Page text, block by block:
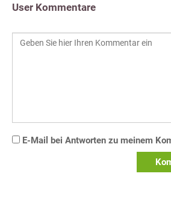
User Kommentare
E-Mail bei Antworten zu meinem